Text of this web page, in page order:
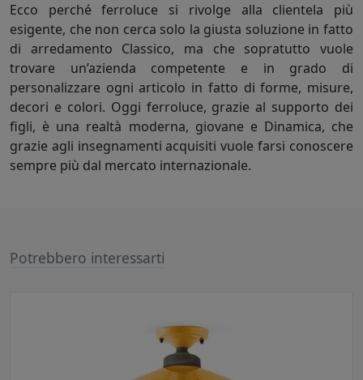
Ecco perché ferroluce si rivolge alla clientela più
esigente, che non cerca solo la giusta soluzione in fatto
di arredamento Classico, ma che sopratutto vuole
trovare un’azienda competente e in grado di
personalizzare ogni articolo in fatto di forme, misure,
decori e colori. Oggi ferroluce, grazie al supporto dei
figli, è una realtà moderna, giovane e Dinamica, che
grazie agli insegnamenti acquisiti vuole farsi conoscere
sempre più dal mercato internazionale.
Potrebbero interessarti